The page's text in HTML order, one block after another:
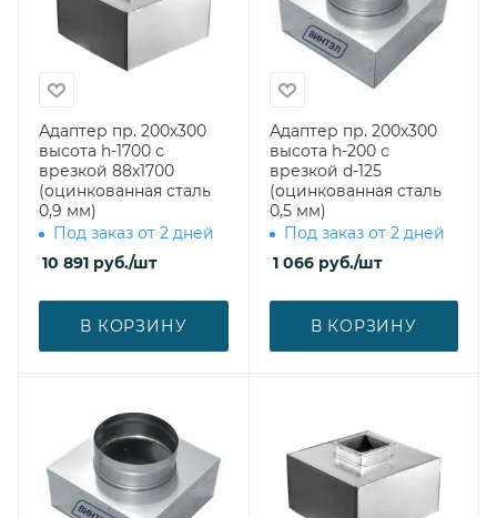
Адаптер пр. 200х300
высота h-1700 с
врезкой 88х1700
(оцинкованная сталь
0,9 мм)
Под заказ от 2 дней
10 891 руб./шт
В КОРЗИНУ
Адаптер пр. 200х300
высота h-200 с
врезкой d-125
(оцинкованная сталь
0,5 мм)
Под заказ от 2 дней
1 066руб./шт
В КОРЗИНУ